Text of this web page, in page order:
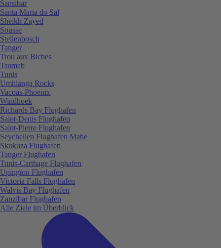
Sansibar
Santa Maria do Sal
Sheikh Zayed
Sousse
Stellenbosch
Tanger
Trou aux Biches
Tsumeb
Tunis
Umhlanga Rocks
Vacoas-Phoenix
Windhoek
Richards Bay Flughafen
Saint-Denis Flughafen
Saint-Pierre Flughafen
Seychellen Flughafen Mahe
Skukuza Flughafen
Tanger Flughafen
Tunis-Carthage Flughafen
Upington Flughafen
Victoria Falls Flughafen
Walvis Bay Flughafen
Zanzibar Flughafen
Alle Ziele im Überblick